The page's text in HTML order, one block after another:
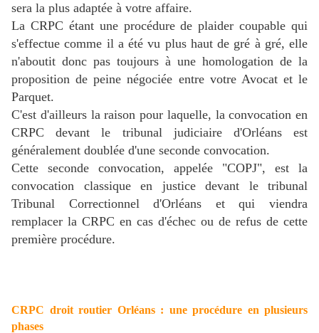
sera la plus adaptée à votre affaire.
La CRPC étant une procédure de plaider coupable qui
s'effectue comme il a été vu plus haut de gré à gré, elle
n'aboutit donc pas toujours à une homologation de la
proposition de peine négociée entre votre Avocat et le
Parquet.
C'est d'ailleurs la raison pour laquelle, la convocation en
CRPC devant le tribunal judiciaire d'Orléans est
généralement doublée d'une seconde convocation.
Cette seconde convocation, appelée "COPJ", est la
convocation classique en justice devant le tribunal
Tribunal Correctionnel d'Orléans et qui viendra
remplacer la CRPC en cas d'échec ou de refus de cette
première procédure.
CRPC droit routier Orléans : une procédure en plusieurs
phases